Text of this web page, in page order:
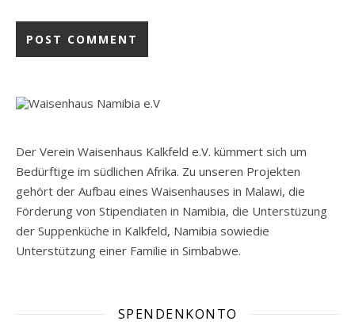
Der Verein Waisenhaus Kalkfeld e.V. kümmert sich um
Bedürftige im südlichen Afrika. Zu unseren Projekten
gehört der Aufbau eines Waisenhauses in Malawi, die
Förderung von Stipendiaten in Namibia, die Unterstüzung
der Suppenküche in Kalkfeld, Namibia sowiedie
Unterstützung einer Familie in Simbabwe.
SPENDENKONTO